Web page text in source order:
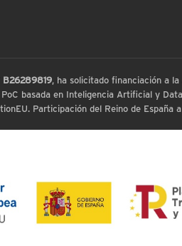
B26289819, ha solicitado financiación a
basada en Inteligencia Artificial y
Participación del Reino de